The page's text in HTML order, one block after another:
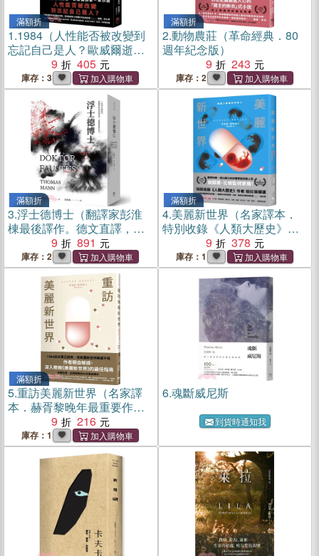
滿額折
1.1984（人性能否被改變到
忘記自己是人？歐威爾逝世
75週年紀念版）
9 405
庫存：3
滿額折
2.動物農莊（革命經典．80
週年紀念版）
9
243
庫存：2
滿額折
3.浮士德博士（翻譯家彭淮
棟最後譯作。德文直譯，單
冊經典回歸版）
9 891
庫存：2
滿額折
4.美麗新世界（名家譯本．
特別收錄《人類大歷史》作
者哈拉瑞導讀、1946年版作
者序）
9 378
庫存：1
滿額折
5.重訪美麗新世界（名家譯
本．赫胥黎晚年最重要作
9 216
庫存：1
6.魂斷威尼斯
到貨時通知我